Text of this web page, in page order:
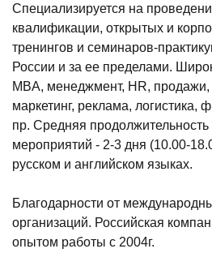
Специализируется на
квалификации, открытых и
тренингов и семинаров-
России и за ее пределами.
MBA, менеджмент, HR,
маркетинг, реклама, логистика,
пр. Средняя
мероприятий - 2-3 дня (10.00-
русском и английском языках.
Благодарности от
организаций. Российская
опытом работы с 2004г.